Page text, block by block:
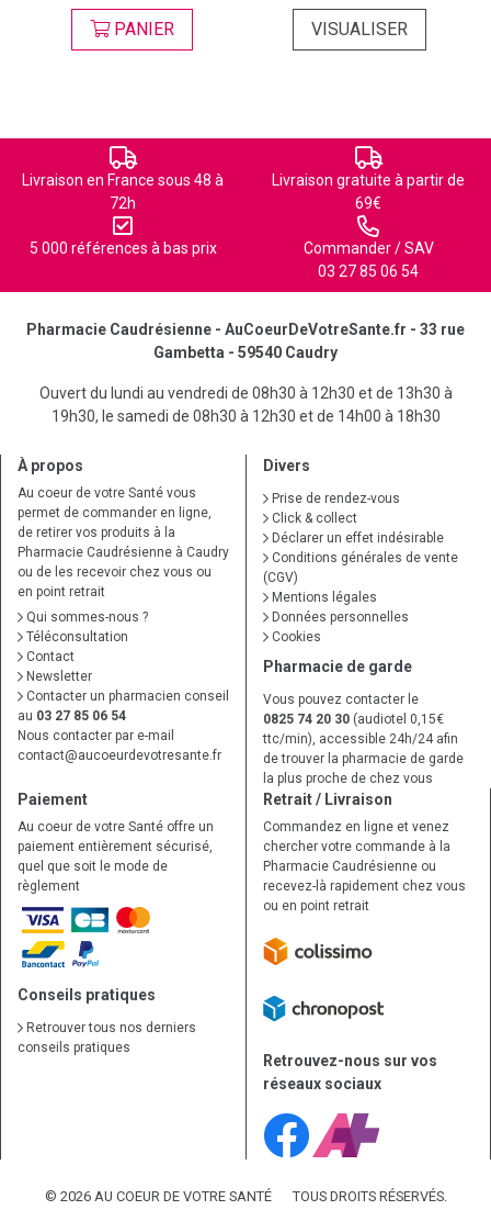
PANIER VISUALISER
Livraison en France sous 48 à
72h
Livraison gratuite à partir de
69€
5 000 références à bas prix
Commander / SAV
03 27 85 06 54
Pharmacie Caudrésienne - AuCoeurDeVotreSante.fr - 33 rue
Gambetta - 59540 Caudry
Ouvert du lundi au vendredi de 08h30 à 12h30 et de 13h30 à
19h30, le samedi de 08h30 à 12h30 et de 14h00 à 18h30
À propos
Au coeur de votre Santé vous
permet de commander en ligne,
de retirer vos produits à la
Pharmacie Caudrésienne à Caudry
ou de les recevoir chez vous ou
en point retrait
Qui sommes-nous ?
Téléconsultation
Contact
Newsletter
Contacter un pharmacien conseil
au 03 27 85 06 54
Nous contacter par e-mail
contact@aucoeurdevotresante.fr
Divers
Prise de rendez-vous
Click & collect
Déclarer un effet indésirable
Conditions générales de vente
(CGV)
Mentions légales
Données personnelles
Cookies
Pharmacie de garde
Vous pouvez contacter le
0825 74 20 30 (audiotel 0,15€
ttc/min), accessible 24h/24 afin
de trouver la pharmacie de garde
la plus proche de chez vous
Paiement
Au coeur de votre Santé offre un
paiement entièrement sécurisé,
quel que soit le mode de
règlement
Conseils pratiques
Retrouver tous nos derniers
conseils pratiques
Retrait / Livraison
Commandez en ligne et venez
chercher votre commande à la
Pharmacie Caudrésienne ou
recevez-là rapidement chez vous
ou en point retrait
Retrouvez-nous sur vos
réseaux sociaux
© 2026 AU COEUR DE VOTRE SANTÉ
TOUS DROITS RÉSERVÉS.